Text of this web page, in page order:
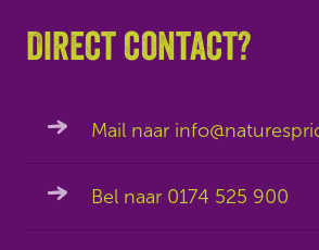
Direct contact?
Mail naar
Bel naar 0174 525 900